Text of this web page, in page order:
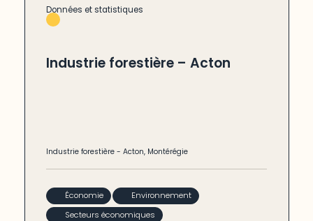
Données et statistiques
Industrie forestière – Acton
Industrie forestière -Acton, Montérégie
Économie
Environnement
Secteurs économiques